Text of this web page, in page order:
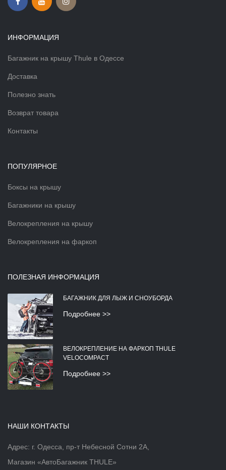
ИНФОРМАЦИЯ
Багажник на крышу Thule в Одессе
Доставка
Полезно знать
Возврат товара
Контакты
ПОПУЛЯРНОЕ
Боксы на крышу
Багажники на крышу
Велокрепления на крышу
Велокрепления на фаркоп
ПОЛЕЗНАЯ ИНФОРМАЦИЯ
БАГАЖНИК ДЛЯ ЛЫЖ И СНОУБОРДА
Подробнее >>
ВЕЛОКРЕПЛЕНИЕ НА ФАРКОП THULE
VELOCOMPACT
Подробнее >>
НАШИ КОНТАКТЫ
Адрес: г. Одесса, пр-т Небесной Сотни 2А,
Магазин «АвтоБагажник THULE»